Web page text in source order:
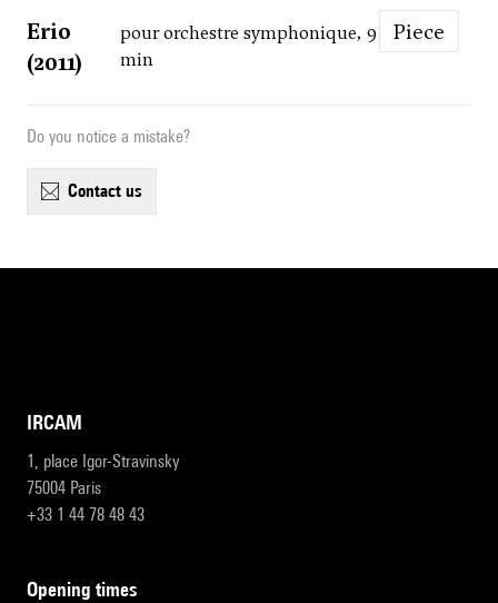
Erio
(2011)
pour orchestre symphonique, 9
min
Piece
Do you notice a mistake?
contact us
IRCAM
1, place Igor-Stravinsky
75004 Paris
+33 1 44 78 48 43
opening times